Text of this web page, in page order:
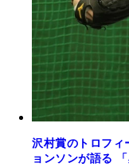
沢村賞のトロフ
ョンソンが語る